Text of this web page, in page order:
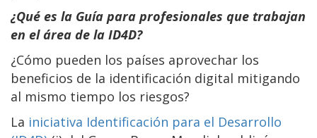
¿Qué es la Guía para profesionales que trabajan
en el área de la ID4D?
¿Cómo pueden los países aprovechar los
beneficios de la identificación digital mitigando
al mismo tiempo los riesgos?
La iniciativa Identificación para el Desarrollo